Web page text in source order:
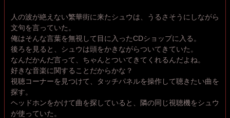
人の波が絶えない繁華街に来たシュウは、うるさそうにしながら
文句を言っていた。
俺はそんな言葉を無視して目に入ったCDショップに入る。
後ろを見ると、シュウは頭をかきながらついてきていた。
なんだかんだ言って、ちゃんとついてきてくれるんだよね。
好きな音楽に関することだからかな？
視聴コーナーを見つけて、タッチパネルを操作して聴きたい曲を
探す。
ヘッドホンをかけて曲を探していると、隣の同じ視聴機をシュウ
が使っていた。